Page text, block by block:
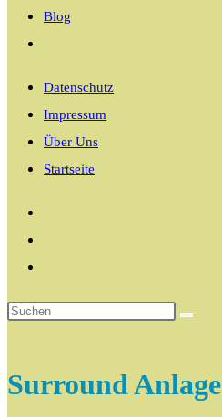
Blog
umschalten
Datenschutz
Impressum
Über Uns
Startseite
Surround Anlage